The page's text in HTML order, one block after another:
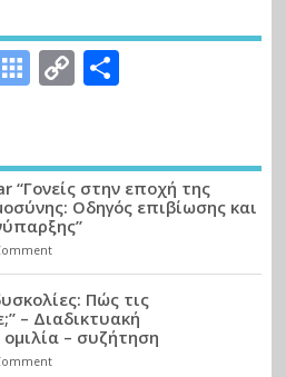
Symbaloo
Copy
“Γονείς στην εποχή της
Οδηγός επιβίωσης και
Πώς τις
– Διαδικτυακή
– συζήτηση